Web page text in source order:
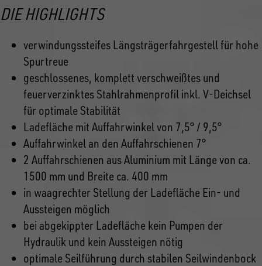
DIE HIGHLIGHTS
verwindungssteifes Längsträgerfahrgestell für hohe
Spurtreue
geschlossenes, komplett verschweißtes und
feuerverzinktes Stahlrahmenprofil inkl. V-Deichsel
für optimale Stabilität
Ladefläche mit Auffahrwinkel von 7,5° / 9,5°
Auffahrwinkel an den Auffahrschienen 7°
2 Auffahrschienen aus Aluminium mit Länge von ca.
1500 mm und Breite ca. 400 mm
in waagrechter Stellung der Ladefläche Ein- und
Aussteigen möglich
bei abgekippter Ladefläche kein Pumpen der
Hydraulik und kein Aussteigen nötig
optimale Seilführung durch stabilen Seilwindenbock